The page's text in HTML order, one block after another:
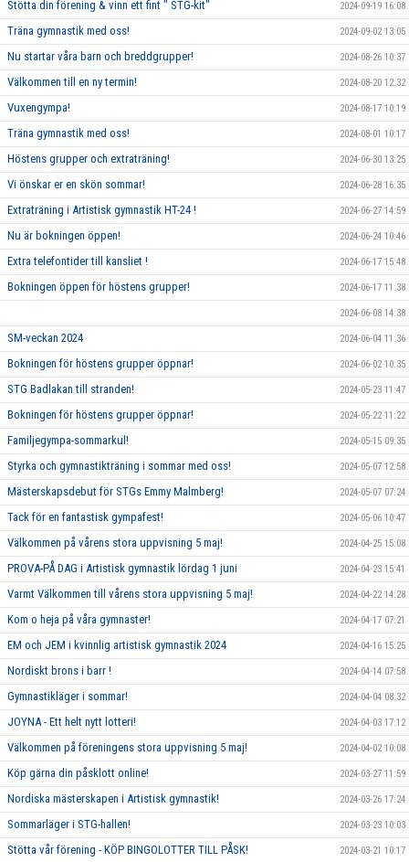
Stötta din förening & vinn ett fint " STG-kit" 2024-09-19 16:08
Träna gymnastik med oss! 2024-09-02 13:05
Nu startar våra barn och breddgrupper! 2024-08-26 10:37
Välkommen till en ny termin! 2024-08-20 12:32
Vuxengympa! 2024-08-17 10:19
Träna gymnastik med oss! 2024-08-01 10:17
Höstens grupper och extraträning! 2024-06-30 13:25
Vi önskar er en skön sommar! 2024-06-28 16:35
Extraträning i Artistisk gymnastik HT-24 ! 2024-06-27 14:59
Nu är bokningen öppen! 2024-06-24 10:46
Extra telefontider till kansliet ! 2024-06-17 15:48
Bokningen öppen för höstens grupper! 2024-06-17 11:38
2024-06-08 14:38
SM-veckan 2024 2024-06-04 11:36
Bokningen för höstens grupper öppnar! 2024-06-02 10:35
STG Badlakan till stranden! 2024-05-23 11:47
Bokningen för höstens grupper öppnar! 2024-05-22 11:22
Familjegympa-sommarkul! 2024-05-15 09:35
Styrka och gymnastikträning i sommar med oss! 2024-05-07 12:58
Mästerskapsdebut för STGs Emmy Malmberg! 2024-05-07 07:24
Tack för en fantastisk gympafest! 2024-05-06 10:47
Välkommen på vårens stora uppvisning 5 maj! 2024-04-25 15:08
PROVA-PÅ DAG i Artistisk gymnastik lördag 1 juni 2024-04-23 15:41
Varmt Välkommen till vårens stora uppvisning 5 maj! 2024-04-22 14:28
Kom o heja på våra gymnaster! 2024-04-17 07:21
EM och JEM i kvinnlig artistisk gymnastik 2024 2024-04-16 15:25
Nordiskt brons i barr ! 2024-04-14 07:58
Gymnastikläger i sommar! 2024-04-04 08:32
JOYNA - Ett helt nytt lotteri! 2024-04-03 17:12
Välkommen på föreningens stora uppvisning 5 maj! 2024-04-02 10:08
Köp gärna din påsklott online! 2024-03-27 11:59
Nordiska mästerskapen i Artistisk gymnastik! 2024-03-26 17:24
Sommarläger i STG-hallen! 2024-03-23 10:03
Stötta vår förening - KÖP BINGOLOTTER TILL PÅSK! 2024-03-21 10:17